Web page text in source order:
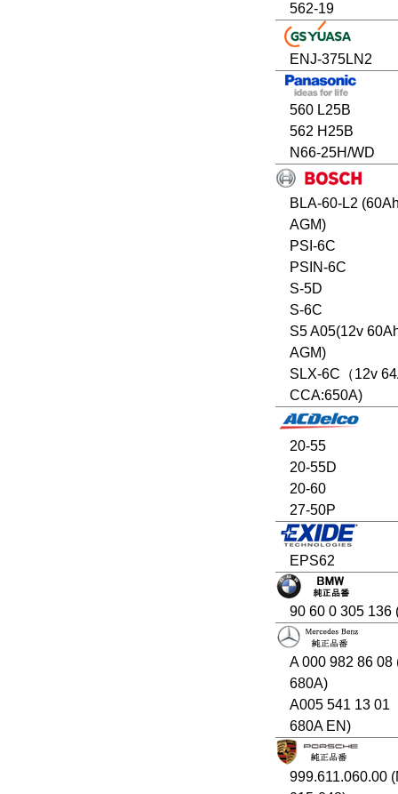
562-19
ENJ-375LN2
560 L25B
562 H25B
N66-25H/WD
BLA-60-L2
AGM)
PSI-6C
PSIN-6C
S-5D
S-6C
S5 A05(12v
AGM)
SLX-6C（12v
CCA:650A)
20-55
20-55D
20-60
27-50P
EPS62
90 60 0 305 136
A 000 982 86 08
680A)
A005 541 13 01
680A EN)
999.611.060.00